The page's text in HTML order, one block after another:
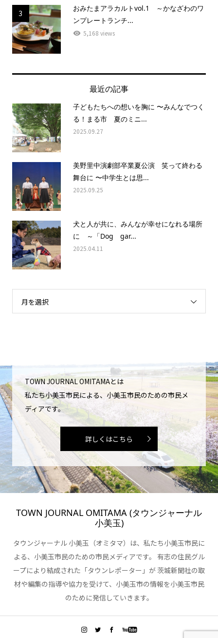
3
おみたまアラカルトvol.1 ～かなざわのワ
ンプレートランチ...
5,168 views
最近の記事
子どもたちへの想いを胸に 〜みんなでつく
る！まる市 夏のミニ...
2025.09.27
美野里中演劇部卒業夏公演 笑って終わる
舞台に 〜中学生とは思...
2025.09.25
犬と人が共に、みんなが幸せになれる場所
に ～「Dog gar...
2025.04.11
月を選択
TOWN JOURNAL OMITAMAとは
私たち小美玉市民による、小美玉市民のための市民メ
ディアです。
詳しくはこちら
TOWN JOURNAL OMITAMA (タウンジャーナル
小美玉)
タウンジャーナル 小美玉（オミタマ）は、私たち小美玉市民に
よる、小美玉市民のための市民メディアです。 有志の住民グル
ープにより結成された「タウンレポーター」が 茨城新聞社の取
材や編集の指導や協力を受けて、小美玉市の情報を小美玉市民
のために発信していきます。